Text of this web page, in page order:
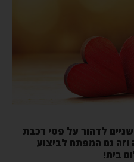
לדהור על פסי רכבת
גם המפתח לביצוע
בית!